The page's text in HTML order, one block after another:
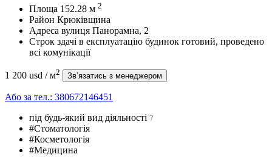
Площа 152.28 м 2
Район Крюківщина
Адреса вулиця Панорамна, 2
Строк здачі в експлуатацію будинок готовий, проведено
всі комунікації
1 200 usd / м2 Зв’язатись з менеджером
Або за тел.: 380672146451
під будь-який вид діяльності
#Стоматологія
#Косметологія
#Медицина